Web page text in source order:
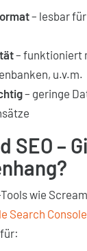
– lesbar
– funktioniert
u.v.m.
– geringe
SEO –
wie
Search Console